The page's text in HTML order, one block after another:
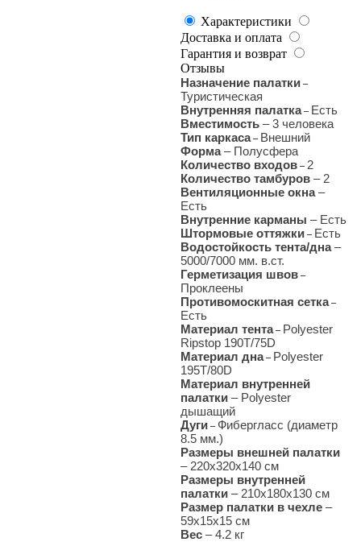
Характеристики
Доставка и оплата
Гарантия и возврат
Отзывы
Назначение палатки –
Туристическая
Внутренняя палатка– Есть
Вместимость – 3 человека
Тип каркаса– Внешний
Форма– Полусфера
Количество входов – 2
Количество тамбуров – 2
Вентиляционные окна–
Есть
Внутренние карманы – Есть
Штормовые оттяжки – Есть
Водостойкость тента/дна–
5000/7000 мм. в.ст.
Герметизация швов –
Проклеены
Противомоскитная сетка–
Есть
Материал тента– Polyester
Ripstop 190T/75D
Материал дна– Polyester
195T/80D
Материал внутренней
палатки – Polyester
дышащий
Дуги – Фибергласс (диаметр
8.5 мм.)
Размеры внешней палатки
–220х320х140 см
Размеры внутренней
палатки – 210х180х130 см
Размер палатки в чехле –
59х15х15 см
Вес – 4.2 кг